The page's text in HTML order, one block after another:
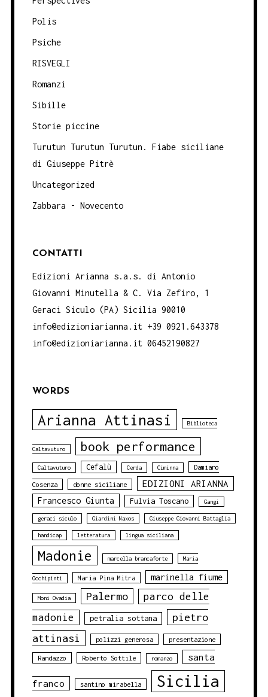
Polis
Psiche
RISVEGLI
Romanzi
Sibille
Storie piccine
Turutun Turutun Turutun. Fiabe siciliane
di Giuseppe Pitrè
Uncategorized
Zabbara - Novecento
CONTATTI
Edizioni Arianna s.a.s. di Antonio
Giovanni Minutella & C. Via Zefiro, 1
Geraci Siculo (PA) Sicilia 90010
info@edizioniarianna.it +39 0921.643378
info@edizioniarianna.it 06452190827
WORDS
Arianna Attinasi Biblioteca
Caltavuturo book performance
Caltavuturo Cefalù Cerda Ciminna Damiano
Cosenza donne siciliane EDIZIONI ARIANNA
Francesco Giunta Fulvia Toscano Gangi
geraci siculo Giardini Naxos Giuseppe Giovanni Battaglia
handicap letteratura lingua siciliana
Madonie marcella brancaforte Maria
Occhipinti Maria Pina Mitra marinella fiume
Moni Ovadia Palermo
parco delle
madonie
petralia sottana
pietro
attinasi
polizzi generosa presentazione
Randazzo Roberto Sottile romanzo santa
franco santino mirabella Sicilia